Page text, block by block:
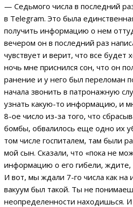
— Седьмого числа в последний
в Telegram. Это была
получить информацию о нем
вечером он в последний раз
чувствует и верит, что все будет
ночь мне приснился сон, что он
ранение и у него был переломан
начала звонить в патронажную
узнать какую-то информацию, и
8-ое число из-за того, что
бомбы, обвалилось еще одно их
том числе госпиталем, там были
мой сын. Сказали, что «пока не
информацию о его гибели, ждите,
И вот, мы ждали 7-го числа как на
вакуум был такой. Ты не
неопределенности находишься. И